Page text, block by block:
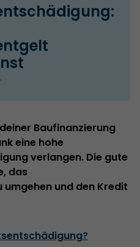
Baufinanzierung
eine hohe
verlangen. Die gute
das
und den Kredit